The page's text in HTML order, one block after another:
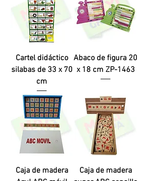
Cartel didáctico
silabas de 33 x 70
cm
Abaco de figura 20
x 18 cm ZP-1463
Caja de madera
Caja de madera